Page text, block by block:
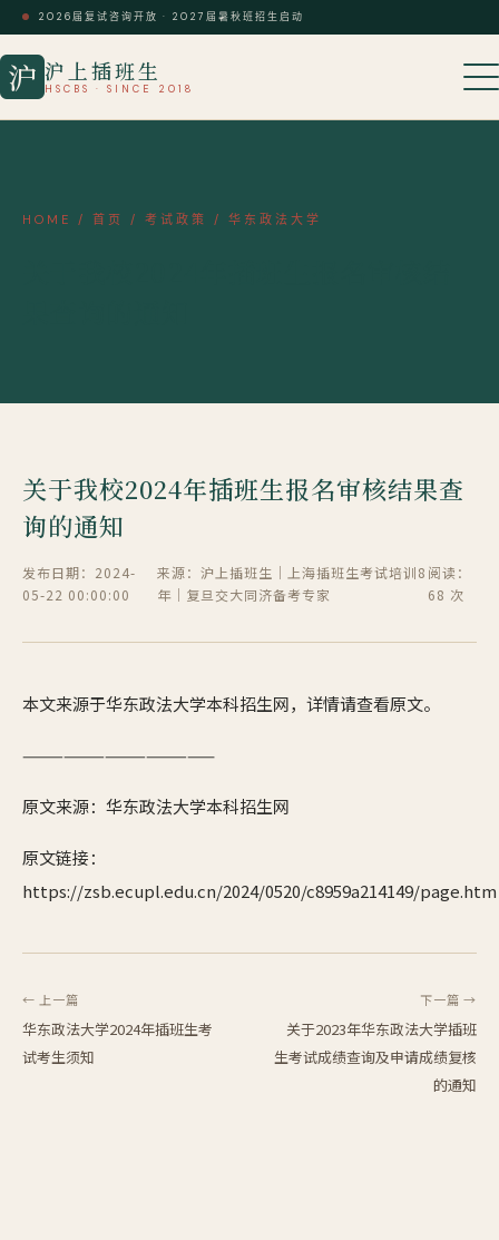
2026届复试咨询开放 · 2027届暑秋班招生启动
沪 沪上插班生
HSCBS · SINCE 2018
HOME / 首页 / 考试政策 / 华东政法大学
​关于我校2024年插班生报名审核结果查
询的通知
发布日期：2024-
05-22 00:00:00
来源：沪上插班生｜上海插班生考试培训8
年｜复旦交大同济备考专家
阅读：
68 次
本文来源于华东政法大学本科招生网，详情请查看原文。
——————————————
原文来源：华东政法大学本科招生网
原文链接：
https://zsb.ecupl.edu.cn/2024/0520/c8959a214149/page.htm
← 上一篇
华东政法大学2024年插班生考
试考生须知
下一篇 →
关于2023年华东政法大学插班
生考试成绩查询及申请成绩复核
的通知